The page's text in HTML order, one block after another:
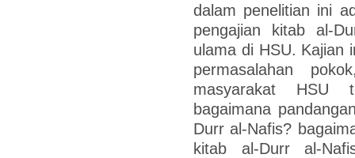
dalam penelitian ini
pengajian kitab al-
ulama di HSU. Kajian
permasalahan
masyarakat HSU
bagaimana
Durr al-Nafis?
kitab al-Durr al-